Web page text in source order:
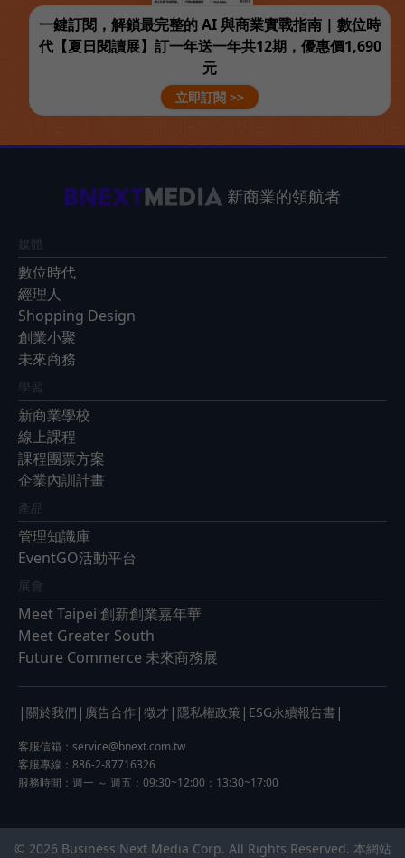
一鍵訂閱，解鎖最完整的 AI 與商業實戰指南 | 數位時
代【夏日閱讀展】訂一年送一年共12期，優惠價1,690
元
立即訂閱 >>
新商業的領航者
媒體
數位時代
經理人
Shopping Design
創業小聚
未來商務
學習
新商業學校
線上課程
課程團票方案
企業內訓計畫
產品
管理知識庫
EventGO活動平台
展會
Meet Taipei 創新創業嘉年華
Meet Greater South
Future Commerce 未來商務展
| 關於我們 | 廣告合作 | 徵才 | 隱私權政策 | ESG永續報告書 |
客服信箱： service@bnext.com.tw
客服專線：886-2-87716326
服務時間：週一 ～ 週五：09:30~12:00；13:30~17:00
© 2026 Business Next Media Corp. All Rights Reserved. 本網站